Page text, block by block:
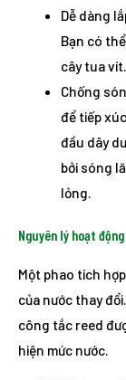
Dễ dàng
Bạn có
cây tua vít.
Chống
để tiếp
đầu dây
bởi sóng
lỏng.
Nguyên lý hoạt động
Một phao tích
của nước thay
công tắc reed
hiện mức nước.